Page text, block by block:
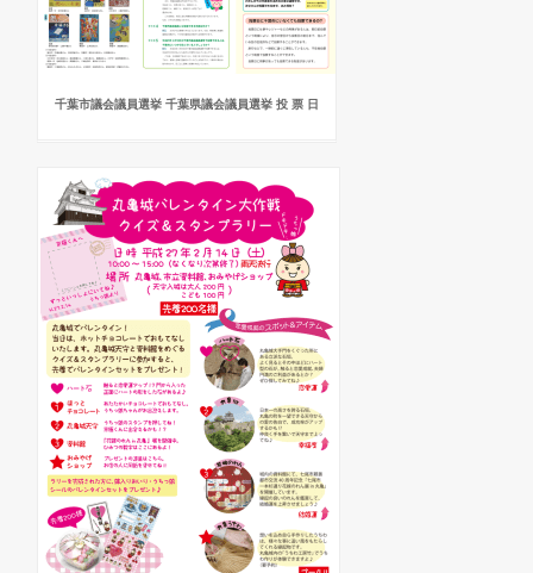
千葉市議会議員選挙 千葉県議会議員選挙 投 票 日